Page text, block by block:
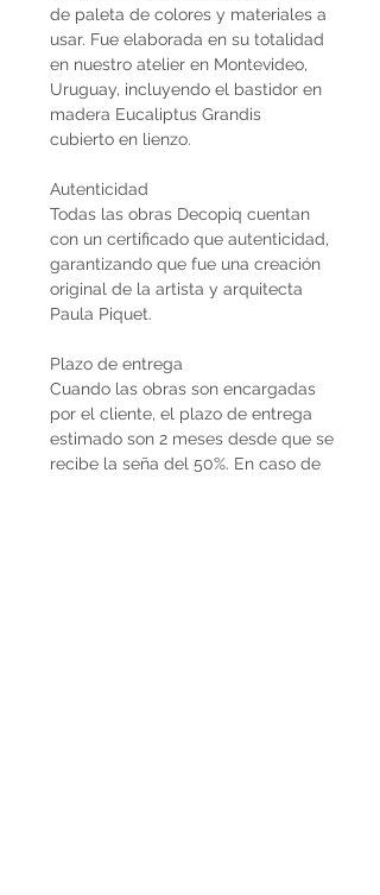
de paleta de colores y materiales a
usar. Fue elaborada en su totalidad
en nuestro atelier en Montevideo,
Uruguay, incluyendo el bastidor en
madera Eucaliptus Grandis
cubierto en lienzo.
Autenticidad
Todas las obras Decopiq cuentan
con un certificado que autenticidad,
garantizando que fue una creación
original de la artista y arquitecta
Paula Piquet.
Plazo de entrega
Cuando las obras son encargadas
por el cliente, el plazo de entrega
estimado son 2 meses desde que se
recibe la seña del 50%. En caso de